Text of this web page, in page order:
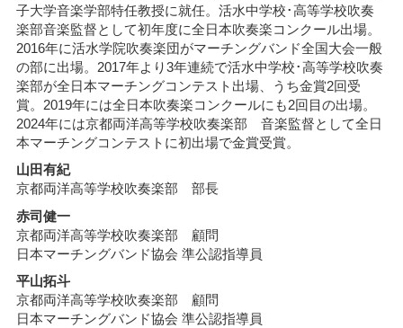
子大学音楽学部特任教授に就任。活水中学校･高等学校吹奏
楽部音楽監督として初年度に全日本吹奏楽コンクール出場。
2016年に活水学院吹奏楽団がマーチングバンド全国大会一般
の部に出場。2017年より3年連続で活水中学校･高等学校吹奏
楽部が全日本マーチングコンテスト出場、うち金賞2回受
賞。2019年には全日本吹奏楽コンクールにも2回目の出場。
2024年には京都両洋高等学校吹奏楽部 音楽監督として全日
本マーチングコンテストに初出場で金賞受賞。
山田有紀
京都両洋高等学校吹奏楽部 部長
赤司健一
京都両洋高等学校吹奏楽部 顧問
日本マーチングバンド協会 準公認指導員
平山拓斗
京都両洋高等学校吹奏楽部 顧問
日本マーチングバンド協会 準公認指導員